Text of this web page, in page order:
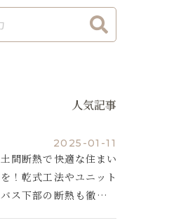
人気記事
2025-01-11
土間断熱で快適な住まい
を！乾式工法やユニット
バス下部の断熱も徹底解